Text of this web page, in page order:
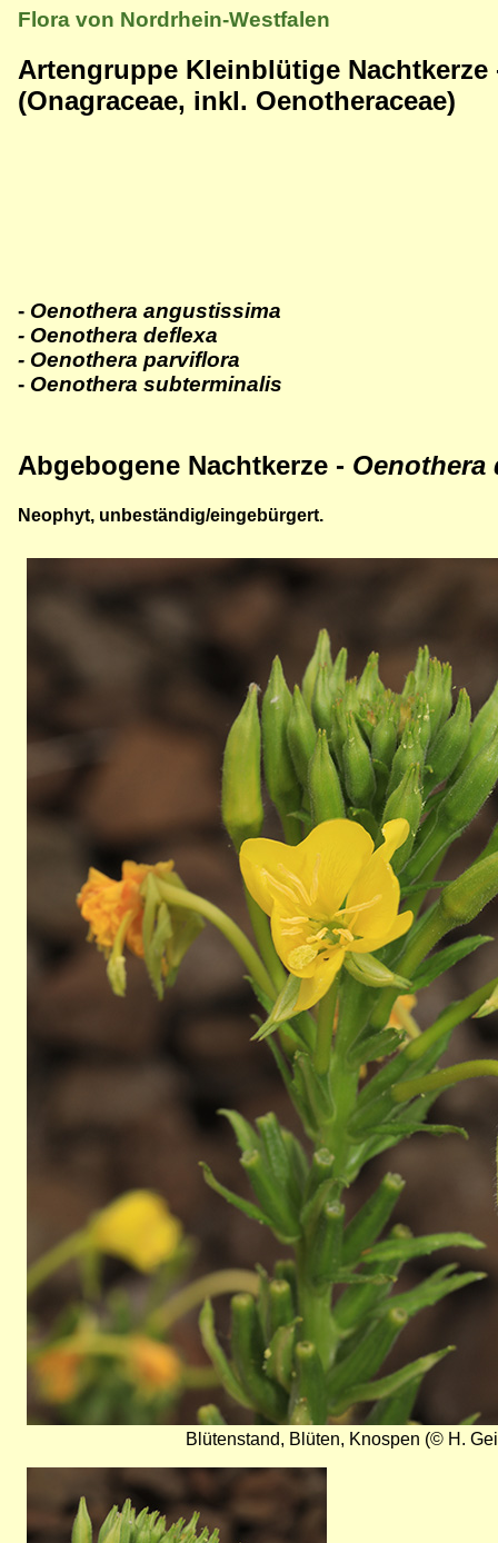
Flora von Nordrhein-Westfalen
Artengruppe Kleinblütige
(Onagraceae, inkl. Oenotheraceae)
- Oenothera angustissima
- Oenothera deflexa
- Oenothera parviflora
- Oenothera subterminalis
Abgebogene Nachtkerze - Oenothera
Neophyt, unbeständig/eingebürgert.
Blütenstand, Blüten, Knospen (© H.